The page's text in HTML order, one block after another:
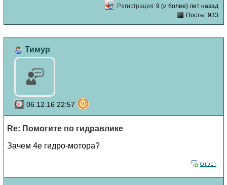
9 (и более) лет назад
Посты: 933
Тимур
06.12.16 22:57
Re: Помогите по гидравлике
Зачем 4е гидро-мотора?